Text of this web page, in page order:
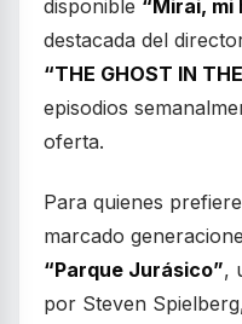
disponible “Mirai, mi
destacada del
“THE GHOST IN
episodios
oferta.
Para quienes
marcado
“Parque Jurásico”,
por Steven